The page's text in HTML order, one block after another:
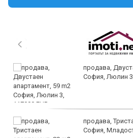
продава,
София, Люлин
продава,
София,